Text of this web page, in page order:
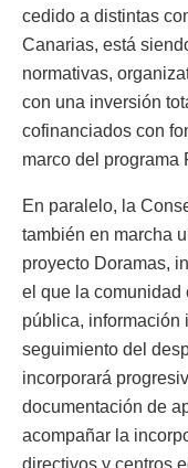
cedido a distintas
Canarias, está
normativas,
con una inversión
cofinanciados con
marco del programa
En paralelo, la
también en marcha
proyecto Doramas,
el que la comunidad
pública, información
seguimiento del
incorporará
documentación de
acompañar la
directivos y centros